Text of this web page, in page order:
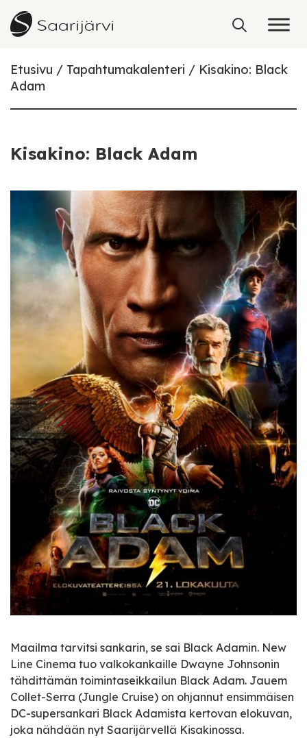
Skip to content
Etusivu Tapahtumakalenteri
Kisakino: Black
Adam
Kisakino: Black Adam
Maailma tarvitsi sankarin, se sai Black Adamin. New
Line Cinema tuo valkokankaille Dwayne Johnsonin
tähdittämän toimintaseikkailun Black Adam. Jauem
Collet-Serra (Jungle Cruise) on ohjannut ensimmäisen
DC-supersankari Black Adamista kertovan elokuvan,
joka nähdään nyt Saarijärvellä Kisakinossa.